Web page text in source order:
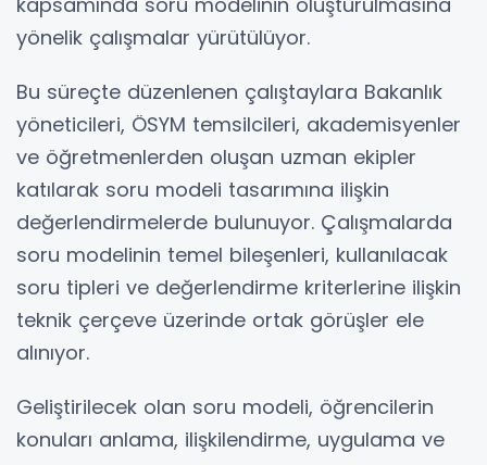
yönelik çalışmalar yürütülüyor.
Bu süreçte düzenlenen çalıştaylara Bakanlık
yöneticileri, ÖSYM temsilcileri, akademisyenler
ve öğretmenlerden oluşan uzman ekipler
katılarak soru modeli tasarımına ilişkin
değerlendirmelerde bulunuyor. Çalışmalarda
soru modelinin temel bileşenleri, kullanılacak
soru tipleri ve değerlendirme kriterlerine ilişkin
teknik çerçeve üzerinde ortak görüşler ele
alınıyor.
Geliştirilecek olan soru modeli, öğrencilerin
konuları anlama, ilişkilendirme, uygulama ve